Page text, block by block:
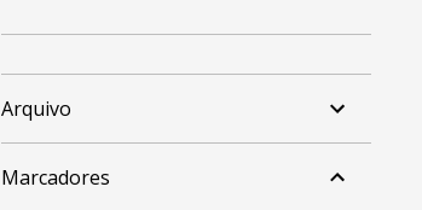
Arquivo
Marcadores